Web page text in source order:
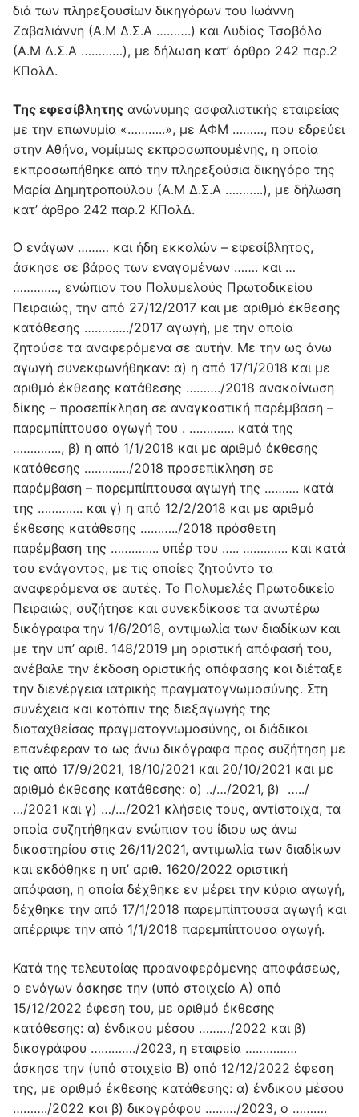
διά των πληρεξουσίων δικηγόρων του Ιωάννη
Ζαβαλιάννη (Α.Μ Δ.Σ.Α ……….) και Λυδίας Τσοβόλα
(Α.Μ Δ.Σ.Α …………), με δήλωση κατ’ άρθρο 242 παρ.2
ΚΠολΔ.
Της εφεσίβλητης ανώνυμης ασφαλιστικής εταιρείας
με την επωνυμία «………..», με ΑΦΜ ………, που εδρεύει
στην Αθήνα, νομίμως εκπροσωπουμένης, η οποία
εκπροσωπήθηκε από την πληρεξούσια δικηγόρο της
Μαρία Δημητροπούλου (Α.Μ Δ.Σ.Α ………..), με δήλωση
κατ’ άρθρο 242 παρ.2 ΚΠολΔ.
Ο ενάγων ……… και ήδη εκκαλών – εφεσίβλητος,
άσκησε σε βάρος των εναγομένων ……. και …
…………., ενώπιον του Πολυμελούς Πρωτοδικείου
Πειραιώς, την από 27/12/2017 και με αριθμό έκθεσης
κατάθεσης …………./2017 αγωγή, με την οποία
ζητούσε τα αναφερόμενα σε αυτήν. Με την ως άνω
αγωγή συνεκφωνήθηκαν: α) η από 17/1/2018 και με
αριθμό έκθεσης κατάθεσης ………./2018 ανακοίνωση
δίκης – προσεπίκληση σε αναγκαστική παρέμβαση –
παρεμπίπτουσα αγωγή του . …………. κατά της
………….., β) η από 1/1/2018 και με αριθμό έκθεσης
κατάθεσης …………./2018 προσεπίκληση σε
παρέμβαση – παρεμπίπτουσα αγωγή της ………. κατά
της …………. και γ) η από 12/2/2018 και με αριθμό
έκθεσης κατάθεσης ………../2018 πρόσθετη
παρέμβαση της ………….. υπέρ του ….. …………. και κατά
του ενάγοντος, με τις οποίες ζητούντο τα
αναφερόμενα σε αυτές. Το Πολυμελές Πρωτοδικείο
Πειραιώς, συζήτησε και συνεκδίκασε τα ανωτέρω
δικόγραφα την 1/6/2018, αντιμωλία των διαδίκων και
με την υπ’ αριθ. 148/2019 μη οριστική απόφασή του,
ανέβαλε την έκδοση οριστικής απόφασης και διέταξε
την διενέργεια ιατρικής πραγματογνωμοσύνης. Στη
συνέχεια και κατόπιν της διεξαγωγής της
διαταχθείσας πραγματογνωμοσύνης, οι διάδικοι
επανέφεραν τα ως άνω δικόγραφα προς συζήτηση με
τις από 17/9/2021, 18/10/2021 και 20/10/2021 και με
αριθμό έκθεσης κατάθεσης: α) ../…/2021, β) …../
…/2021 και γ) …/…/2021 κλήσεις τους, αντίστοιχα, τα
οποία συζητήθηκαν ενώπιον του ίδιου ως άνω
δικαστηρίου στις 26/11/2021, αντιμωλία των διαδίκων
και εκδόθηκε η υπ’ αριθ. 1620/2022 οριστική
απόφαση, η οποία δέχθηκε εν μέρει την κύρια αγωγή,
δέχθηκε την από 17/1/2018 παρεμπίπτουσα αγωγή και
απέρριψε την από 1/1/2018 παρεμπίπτουσα αγωγή.
Κατά της τελευταίας προαναφερόμενης αποφάσεως,
ο ενάγων άσκησε την (υπό στοιχείο Α) από
15/12/2022 έφεση του, με αριθμό έκθεσης
κατάθεσης: α) ένδικου μέσου ………/2022 και β)
δικογράφου …………./2023, η εταιρεία ……………
άσκησε την (υπό στοιχείο Β) από 12/12/2022 έφεση
της, με αριθμό έκθεσης κατάθεσης: α) ένδικου μέσου
………./2022 και β) δικογράφου ………/2023, ο ……….